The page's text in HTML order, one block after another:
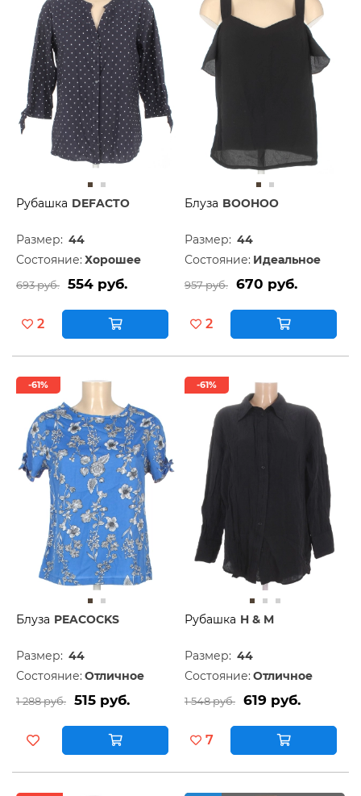
Рубашка DEFACTO
Размер: 44
Состояние: Хорошее
693 руб. 554 руб.
2
Блуза BOOHOO
Размер: 44
Состояние: Идеальное
957 руб. 670 руб.
2
-61%
Блуза PEACOCKS
Размер: 44
Состояние: Отличное
1 288 руб. 515 руб.
-61%
Рубашка H & M
Размер: 44
Состояние: Отличное
1 548 руб. 619 руб.
7